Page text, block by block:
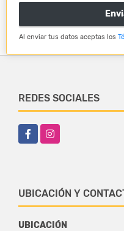
Al enviar tus datos aceptas los
REDES SOCIALES
FacebookInstagram
UBICACIÓN Y
UBICACIÓN